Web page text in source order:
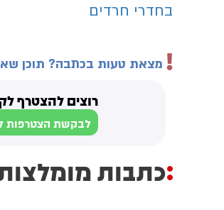
בחדרי חרדים
מצאת טעות בכתבה? תוכן
רוצים להצטרף
לבקשת הצטרפות
כתבות